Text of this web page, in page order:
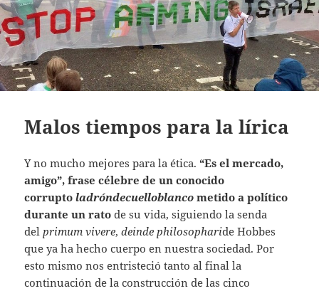
Malos tiempos para la lírica
Y no mucho mejores para la ética.“Es el mercado,
amigo”, frase célebre de un conocido
corruptoladróndecuelloblanco metido a político
durante un rato de su vida, siguiendo la senda
delprimum vivere,deinde philosopharide Hobbes
que ya ha hecho cuerpo en nuestra sociedad. Por
esto mismo nos entristeció tanto al final la
continuación de la construcción de las cinco